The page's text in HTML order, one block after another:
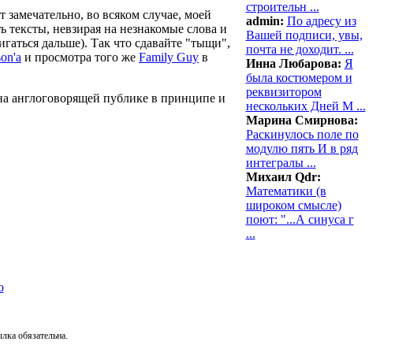
во всяком случае, моей
невзирая на незнакомые слова и
дальше). Так что сдавайте "тыщи",
и просмотра того же Family Guy в
англоговорящей публике в принципе и
строительн ...
admin: По адресу из
Вашей подписи, увы,
почта не доходит. ...
Инна Любарова: Я
была костюмером и
реквизитором
нескольких Дней М ...
Марина Смирнова:
Раскинулось поле по
модулю пять И в ряд
интегралы ...
Михаил Qdr:
Математики (в
широком смысле)
поют: "...А синуса г
...
обязательна.